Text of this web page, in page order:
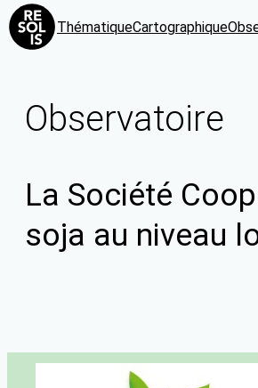
ThématiqueCartographique
Observatoire
La Société
soja au niveau